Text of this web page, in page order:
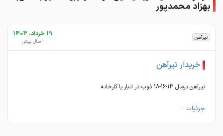
بهزاد محمدپور
تیرآهن 19 خرداد، 1404
1 سال پیش
خریدار تیرآهن
تیرآهن نرمال 14-16-18 ذوب در انبار یا کارخانه
جزئیات ...